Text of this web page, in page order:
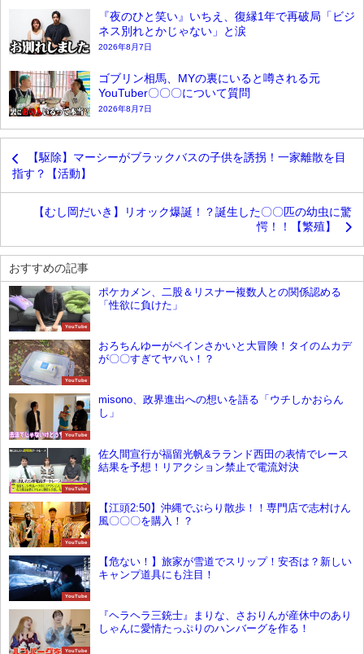
『夜のひと笑い』いちえ、復縁1年で再破局「ビジ
ネス別れとかじゃない」と涙
2026年8月7日
ゴブリン相馬、MYの裏にいると噂される元
YouTuber〇〇〇について質問
2026年8月7日
【駆除】マーシーがブラックバスの子供を誘拐！一家離散を目
指す？【活動】
【むし岡だいき】リオック爆誕！？誕生した〇〇匹の幼虫に驚
愕！！【繁殖】
おすすめの記事
YouTube
ポケカメン、二股＆リスナー複数人との関係認める
「性欲に負けた」
YouTube
おろちんゆーがペインさかいと大冒険！タイのムカデ
が〇〇すぎてヤバい！？
YouTube
misono、政界進出への想いを語る「ウチしかおらん
し」
YouTube
佐久間宣行が福留光帆&ラランド西田の表情でレース
結果を予想！リアクション禁止で電流対決
YouTube
【江頭2:50】沖縄でぶらり散歩！！専門店で志村けん
風〇〇〇を購入！？
YouTube
【危ない！】旅家が雪道でスリップ！安否は？新しい
キャンプ道具にも注目！
YouTube
『ヘラヘラ三銃士』まりな、さおりんが産休中のあり
しゃんに愛情たっぷりのハンバーグを作る！